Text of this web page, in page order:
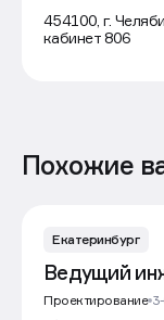
Екатеринбург
Ведущий